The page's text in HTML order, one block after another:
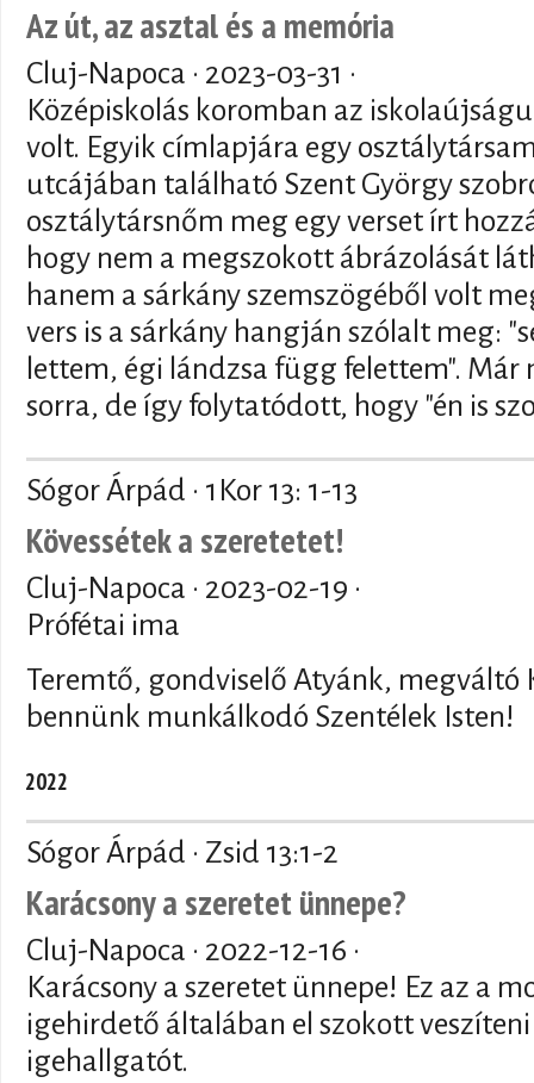
Az út, az asztal és a memória
Cluj-Napoca · 2023-03-31 ·
Középiskolás koromban az
volt. Egyik címlapjára egy
utcájában található Szent György
osztálytársnőm meg egy verset írt
hogy nem a megszokott ábrázolását
hanem a sárkány szemszögéből volt
vers is a sárkány hangján szólalt meg:
lettem, égi lándzsa függ felettem".
sorra, de így folytatódott, hogy "én is
Sógor Árpád · 1Kor 13: 1-13
Kövessétek a szeretetet!
Cluj-Napoca · 2023-02-19 ·
Prófétai ima
Teremtő, gondviselő Atyánk, megváltó
bennünk munkálkodó Szentélek Isten!
2022
Sógor Árpád · Zsid 13:1-2
Karácsony a szeretet ünnepe?
Cluj-Napoca · 2022-12-16 ·
Karácsony a szeretet ünnepe! Ez az a
igehirdető általában el szokott
igehallgatót.